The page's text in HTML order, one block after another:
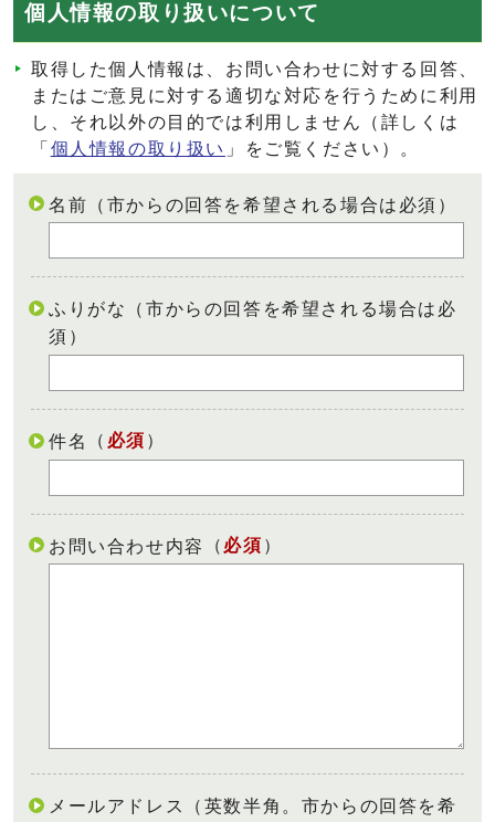
個人情報の取り扱いについて
取得した個人情報は、お問い合わせに対する回答、
またはご意見に対する適切な対応を行うために利用
し、それ以外の目的では利用しません（詳しくは
「 個人情報の取り扱い 」をご覧ください）。
名前（市からの回答を希望される場合は必須）
ふりがな（市からの回答を希望される場合は必
須）
件名 （ 必須 ）
お問い合わせ内容 （ 必須 ）
メールアドレス（英数半角。市からの回答を希